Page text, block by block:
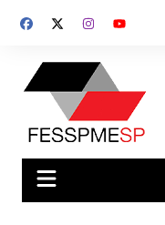
para
conteúdo